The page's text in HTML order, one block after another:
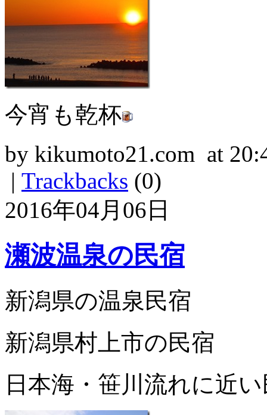
今宵も乾杯
by kikumoto21.com at
| Trackbacks (0)
2016年04月06日
瀬波温泉の民宿
新潟県の温泉民宿
新潟県村上市の民宿
日本海・笹川流れに近